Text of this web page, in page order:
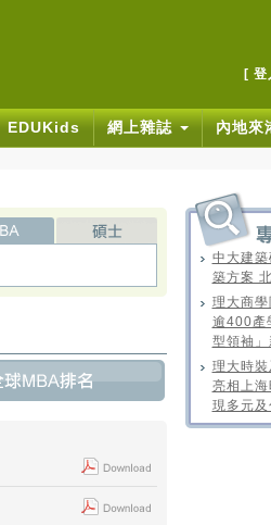
[ 登
EDUKids 網上雜誌 內地來
中大建
築方案
理大商
逾400產
型領袖
理大時裝
亮相上
現多元